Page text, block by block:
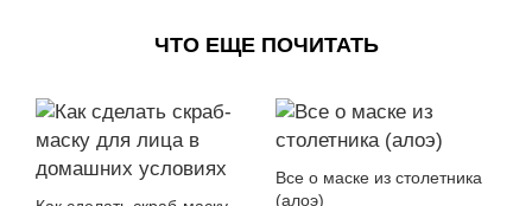
ЧТО ЕЩЕ ПОЧИТАТЬ
Все о маске из столетника
(алоэ)